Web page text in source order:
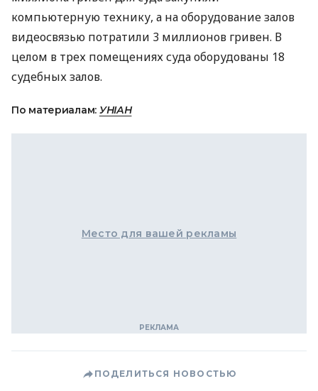
компьютерную технику, а на оборудование залов
видеосвязью потратили 3 миллионов гривен. В
целом в трех помещениях суда оборудованы 18
судебных залов.
По материалам: УНІАН
Место для вашей рекламы
ПОДЕЛИТЬСЯ НОВОСТЬЮ